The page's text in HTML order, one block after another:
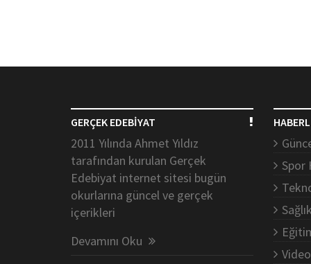
GERÇEK EDEBİYAT
2011 Yılında Ahmet Yıldız
tarafından kurulan Gerçek
Edebiyat internet sitesi bugün
okurlarına güncel ve gerçek
içerikleri
Devamını Oku
Spor